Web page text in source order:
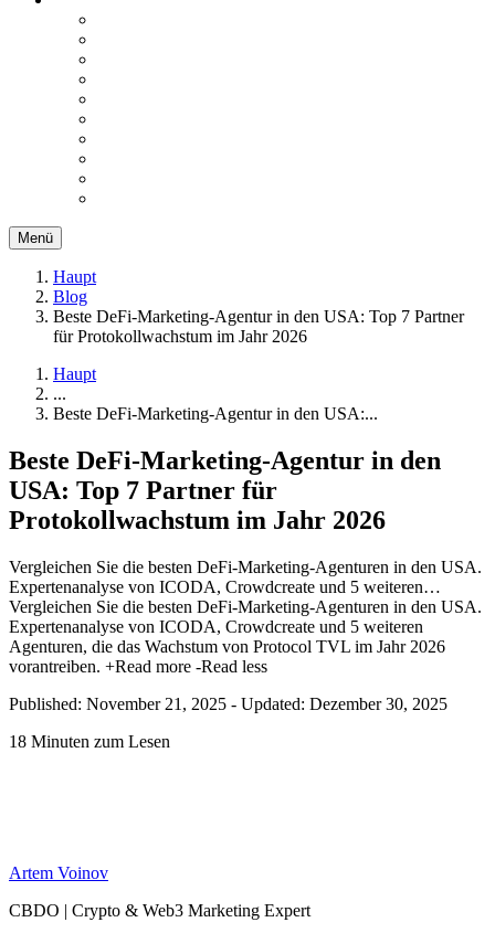
Menü
Haupt
Blog
Beste DeFi-Marketing-Agentur in den USA: Top 7 Partner
für Protokollwachstum im Jahr 2026
Haupt
...
Beste DeFi-Marketing-Agentur in den USA:...
Beste DeFi-Marketing-Agentur in den
USA: Top 7 Partner für
Protokollwachstum im Jahr 2026
Vergleichen Sie die besten DeFi-Marketing-Agenturen in den USA.
Expertenanalyse von ICODA, Crowdcreate und 5 weiteren…
Vergleichen Sie die besten DeFi-Marketing-Agenturen in den USA.
Expertenanalyse von ICODA, Crowdcreate und 5 weiteren
Agenturen, die das Wachstum von Protocol TVL im Jahr 2026
vorantreiben. +Read more -Read less
Published: November 21, 2025 - Updated: Dezember 30, 2025
18 Minuten zum Lesen
Artem Voinov
CBDO | Crypto & Web3 Marketing Expert